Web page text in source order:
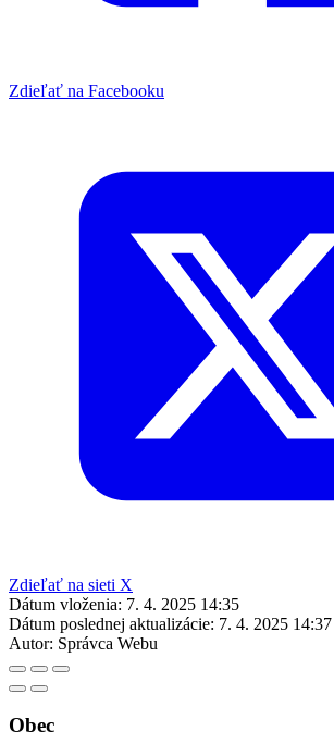
Zdieľať na Facebooku
Zdieľať na sieti X
Dátum vloženia: 7. 4. 2025 14:35
Dátum poslednej aktualizácie: 7. 4. 2025 14:37
Autor: Správca Webu
Obec